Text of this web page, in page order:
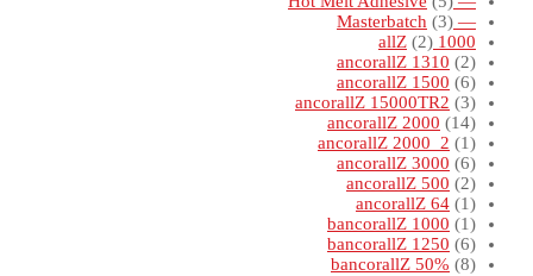
— Masterbatch
(3)
1000 allZ
(2)
ancorallZ 1310 (2)
ancorallZ 1500 (6)
ancorallZ 15000TR2 (3)
ancorallZ 2000 (14)
ancorallZ 2000_2 (1)
ancorallZ 3000 (6)
ancorallZ 500 (2)
ancorallZ 64 (1)
bancorallZ 1000 (1)
bancorallZ 1250 (6)
bancorallZ 50% (8)